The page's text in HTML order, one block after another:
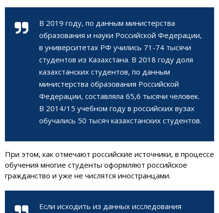
В 2019 году, по данным министерства
образования и науки Российской Федерации,
в университетах РФ учились 71-74 тысячи
студентов из Казахстана. В 2018 году доля
казахстанских студентов, по данным
министерства образования Российской
Федерации, составляла 65,6 тысячи человек.
В 2014/15 учебном году в российских вузах
обучались 50 тысяч казахстанских студентов.
При этом, как отмечают российские источники, в процессе
обучения многие студенты оформляют российское
гражданство и уже не числятся иностранцами.
Если исходить из данных исследования